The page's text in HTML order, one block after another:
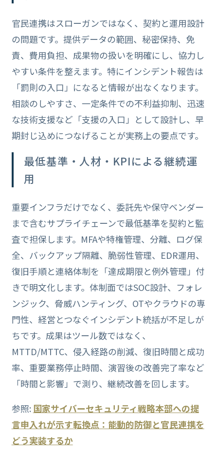
官民連携はスローガンではなく、契約と運用設計
の問題です。提供データの範囲、秘密保持、免
責、費用負担、成果物の扱いを明確にし、協力し
やすい条件を整えます。特にインシデント報告は
「罰則の入口」になると情報が出なくなります。
相談のしやすさ、一定条件での不利益抑制、迅速
な技術支援など「支援の入口」として設計し、早
期封じ込めにつなげることが実務上の要点です。
最低基準・人材・KPIによる継続運
用
重要インフラだけでなく、委託先や保守ベンダー
まで含むサプライチェーンで最低基準を契約と監
査で担保します。MFAや特権管理、分離、ログ保
全、バックアップ隔離、脆弱性管理、EDR運用、
復旧手順と連絡体制を「達成期限と例外管理」付
きで明文化します。体制面ではSOC設計、フォレ
ンジック、脅威ハンティング、OTやクラウドの専
門性、経営とつなぐインシデント統括が不足しが
ちです。成果はツール数ではなく、
MTTD/MTTC、侵入経路の削減、復旧時間と成功
率、重要業務停止時間、演習後の改善完了率など
「時間と影響」で測り、継続改善を回します。
参照: 国家サイバーセキュリティ戦略本部への提
言申入れが示す転換点：能動的防御と官民連携を
どう実装するか